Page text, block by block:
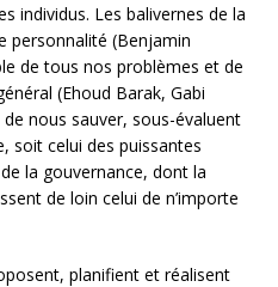
individus. Les balivernes de la
personnalité (Benjamin
de tous nos problèmes et de
(Ehoud Barak, Gabi
nous sauver, sous-évaluent
soit celui des puissantes
la gouvernance, dont la
de loin celui de n’importe
planifient et réalisent